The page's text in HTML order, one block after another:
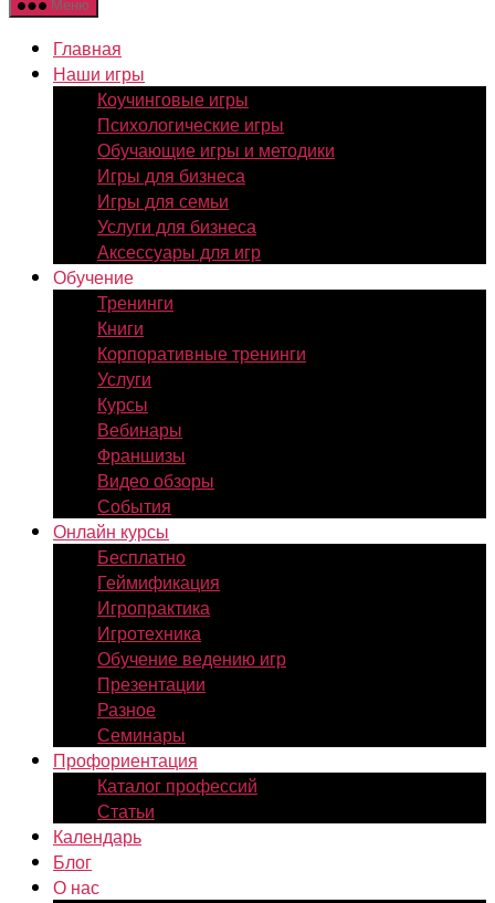
Меню
Главная
Наши игры
Коучинговые игры
Психологические игры
Обучающие игры и методики
Игры для бизнеса
Игры для семьи
Услуги для бизнеса
Аксессуары для игр
Обучение
Тренинги
Книги
Корпоративные тренинги
Услуги
Курсы
Вебинары
Франшизы
Видео обзоры
События
Онлайн курсы
Бесплатно
Геймификация
Игропрактика
Игротехника
Обучение ведению игр
Презентации
Разное
Семинары
Профориентация
Каталог профессий
Статьи
Календарь
Блог
О нас